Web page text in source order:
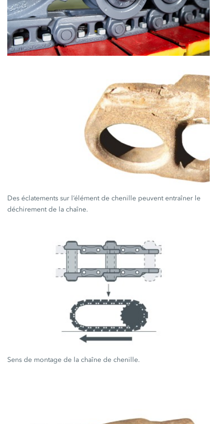
Des éclatements sur l’élément de chenille peuvent entraîner le
déchirement de la chaîne.
Sens de montage de la chaîne de chenille.